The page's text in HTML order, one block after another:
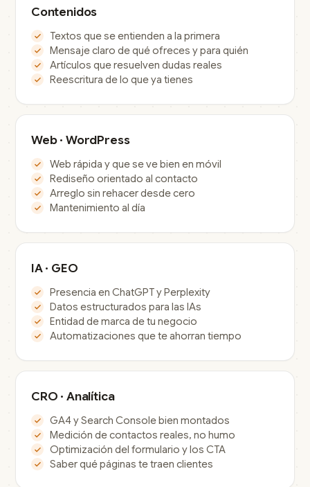
Contenidos
Textos que se entienden a la primera
Mensaje claro de qué ofreces y para quién
Artículos que resuelven dudas reales
Reescritura de lo que ya tienes
Web · WordPress
Web rápida y que se ve bien en móvil
Rediseño orientado al contacto
Arreglo sin rehacer desde cero
Mantenimiento al día
IA · GEO
Presencia en ChatGPT y Perplexity
Datos estructurados para las IAs
Entidad de marca de tu negocio
Automatizaciones que te ahorran tiempo
CRO · Analítica
GA4 y Search Console bien montados
Medición de contactos reales, no humo
Optimización del formulario y los CTA
Saber qué páginas te traen clientes